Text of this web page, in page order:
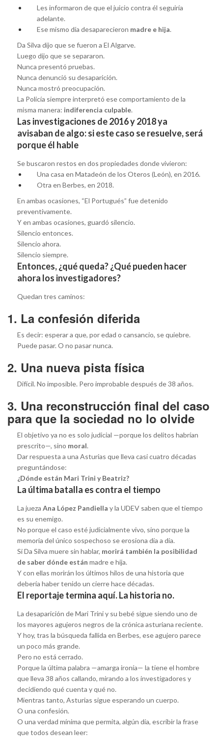
Les informaron de que el juicio contra él seguiría
adelante.
Ese mismo día desaparecieron madre e hija.
Da Silva dijo que se fueron a El Algarve.
Luego dijo que se separaron.
Nunca presentó pruebas.
Nunca denunció su desaparición.
Nunca mostró preocupación.
La Policía siempre interpretó ese comportamiento de la
misma manera: indiferencia culpable.
Las investigaciones de 2016 y 2018 ya
avisaban de algo: si este caso se resuelve, será
porque él hable
Se buscaron restos en dos propiedades donde vivieron:
Una casa en Matadeón de los Oteros (León), en 2016.
Otra en Berbes, en 2018.
En ambas ocasiones, “El Portugués” fue detenido
preventivamente.
Y en ambas ocasiones, guardó silencio.
Silencio entonces.
Silencio ahora.
Silencio siempre.
Entonces, ¿qué queda? ¿Qué pueden hacer
ahora los investigadores?
Quedan tres caminos:
1. La confesión diferida
Es decir: esperar a que, por edad o cansancio, se quiebre.
Puede pasar. O no pasar nunca.
2. Una nueva pista física
Difícil. No imposible. Pero improbable después de 38 años.
3. Una reconstrucción final del caso
para que la sociedad no lo olvide
El objetivo ya no es solo judicial —porque los delitos habrían
prescrito—, sino moral.
Dar respuesta a una Asturias que lleva casi cuatro décadas
preguntándose:
¿Dónde están Mari Trini y Beatriz?
La última batalla es contra el tiempo
La jueza Ana López Pandiella y la UDEV saben que el tiempo
es su enemigo.
No porque el caso esté judicialmente vivo, sino porque la
memoria del único sospechoso se erosiona día a día.
Si Da Silva muere sin hablar, morirá también la posibilidad
de saber dónde están madre e hija.
Y con ellas morirán los últimos hilos de una historia que
debería haber tenido un cierre hace décadas.
El reportaje termina aquí. La historia no.
La desaparición de Mari Trini y su bebé sigue siendo uno de
los mayores agujeros negros de la crónica asturiana reciente.
Y hoy, tras la búsqueda fallida en Berbes, ese agujero parece
un poco más grande.
Pero no está cerrado.
Porque la última palabra —amarga ironía— la tiene el hombre
que lleva 38 años callando, mirando a los investigadores y
decidiendo qué cuenta y qué no.
Mientras tanto, Asturias sigue esperando un cuerpo.
O una confesión.
O una verdad mínima que permita, algún día, escribir la frase
que todos desean leer: